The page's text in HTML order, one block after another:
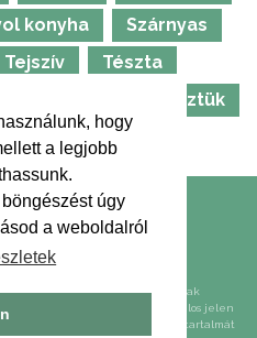
hogy
a legjobb
úgy
a weboldalról
konyha
Szárnyas
Tejszív
Tészta
TV-ben főztük
Whirlpool
egyéb tartalmak felhasználása csak
írásos engedély nélkül tilos jelen
lementeni, továbbá a tartalmát